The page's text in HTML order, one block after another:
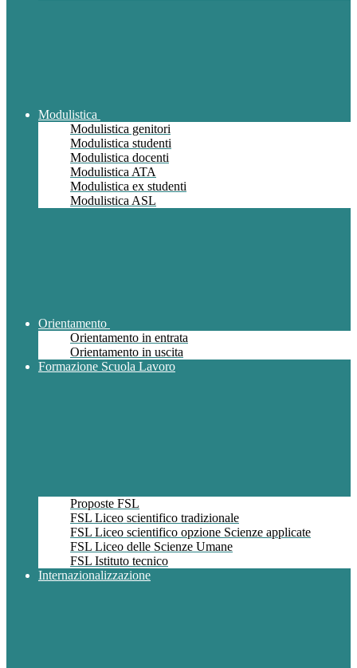
Modulistica
Modulistica genitori
Modulistica studenti
Modulistica docenti
Modulistica ATA
Modulistica ex studenti
Modulistica ASL
Orientamento
Orientamento in entrata
Orientamento in uscita
Formazione Scuola Lavoro
Proposte FSL
FSL Liceo scientifico tradizionale
FSL Liceo scientifico opzione Scienze applicate
FSL Liceo delle Scienze Umane
FSL Istituto tecnico
Internazionalizzazione